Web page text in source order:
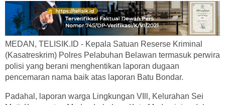
MEDAN, TELISIK.ID - Kepala Satuan Reserse Kriminal
(Kasatreskrim) Polres Pelabuhan Belawan termasuk perwira
polisi yang berani menghentikan laporan dugaan
pencemaran nama baik atas laporan Batu Bondar.
Padahal, laporan warga Lingkungan VIll, Kelurahan Sei